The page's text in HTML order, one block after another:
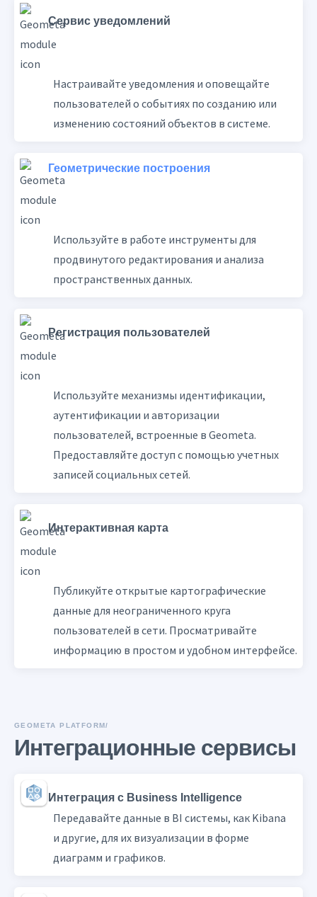
Сервис уведомлений
Настраивайте уведомления и оповещайте
пользователей о событиях по созданию или
изменению состояний объектов в системе.
Геометрические построения
Используйте в работе инструменты для
продвинутого редактирования и анализа
пространственных данных.
Регистрация пользователей
Используйте механизмы идентификации,
аутентификации и авторизации
пользователей, встроенные в Geometa.
Предоставляйте доступ с помощью учетных
записей социальных сетей.
Интерактивная карта
Публикуйте открытые картографические
данные для неограниченного круга
пользователей в сети. Просматривайте
информацию в простом и удобном интерфейсе.
GEOMETA PLATFORM/
Интеграционные сервисы
Интеграция с Business Intelligence
Передавайте данные в BI системы, как Kibana
и другие, для их визуализации в форме
диаграмм и графиков.